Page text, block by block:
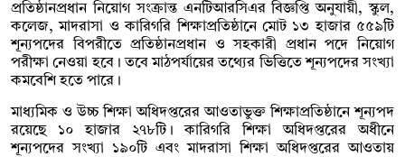
প্রতিষ্ঠানপ্রধান নিয়োগ সংক্রান্ত এনটিআরসিএর বিজ্ঞপ্তি অনুযায়ী, স্কুল,
কলেজ, মাদরাসা ও কারিগরি শিক্ষাপ্রতিষ্ঠানে মোট ১৩ হাজার ৫৫৯টি
শূন্যপদের বিপরীতে প্রতিষ্ঠানপ্রধান ও সহকারী প্রধান পদে নিয়োগ
পরীক্ষা নেওয়া হবে। তবে মাঠপর্যায়ের তথ্যের ভিত্তিতে শূন্যপদের সংখ্যা
কমবেশি হতে পারে।
মাধ্যমিক ও উচ্চ শিক্ষা অধিদপ্তরের আওতাভুক্ত শিক্ষাপ্রতিষ্ঠানে শূন্যপদ
রয়েছে ১০ হাজার ২৭৮টি। কারিগরি শিক্ষা অধিদপ্তরের অধীনে
শূন্যপদের সংখ্যা ১৯০টি এবং মাদরাসা শিক্ষা অধিদপ্তরের আওতায়